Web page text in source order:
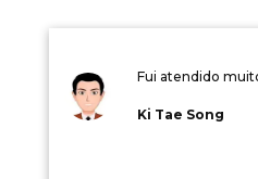
Fui atendido
Ki Tae Song